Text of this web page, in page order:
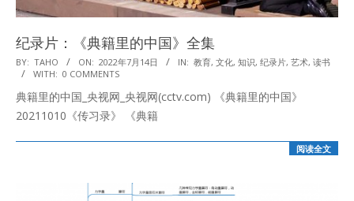
纪录片：《典籍里的中国》全集
2022-
07-
14
BY: TAHO ON: 2022年7月14日 IN: 教育, 文化, 知识, 纪录片, 艺术, 读书
WITH: 0 COMMENTS
典籍里的中国_央视网_央视网(cctv.com) 《典籍里的中国》
20211010《传习录》 《典籍
阅读全文